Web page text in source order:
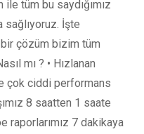
tüm bu saydığımız
İşte
çözüm bizim tüm
mı ? • Hızlanan
çok ciddi performans
8 saatten 1 saate
raporlarımız 7 dakikaya